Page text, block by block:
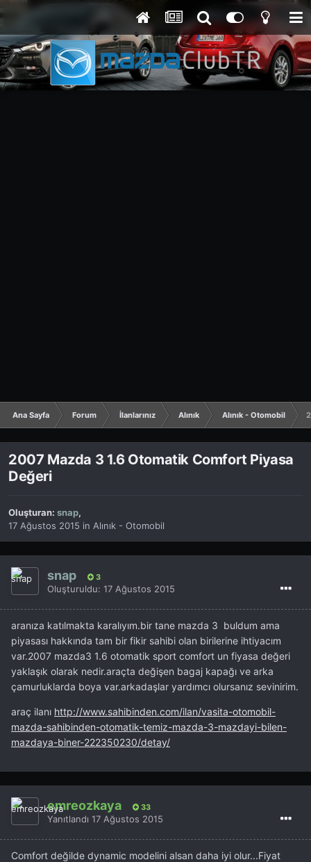
Ana Sayfa Forum İlanlarınız Alınık Alınık - Otomobil
2007 Mazda 3 1.6 Otomatik Comfort Piyasa
Değeri
Oluşturan: snap,
17 Ağustos 2015 in Alınık - Otomobil
snap 3
Oluşturuldu: 17 Ağustos 2015
aranıza katılmakta karalıyım.bir tane mazda 3 buldum ama
piyasası hakkında tam bir fikir sahibi olan birilerine ihtiyacım
var.2007 mazda3 1.6 otomatik sport comfort un fiyasa değeri
yaklaşık olarak nedir.araçta değişen bagaj kapağı ve arka
çamurluklarda boya var.arkadaşlar yardımcı olursanız sevinirim.
araç ilanı http://www.sahibinden.com/ilan/vasita-otomobil-
mazda-sahibinden-otomatik-temiz-mazda-3-mazdayi-bilen-
mazdaya-biner-222350230/detay/
emreozkaya 33
Yanıtlandı 17 Ağustos 2015
Comfort değilde dynamic modelini alsan daha iyi olur...Fiyat